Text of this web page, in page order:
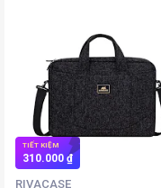
TIẾT KIỆM
310.000 ₫
RIVACASE